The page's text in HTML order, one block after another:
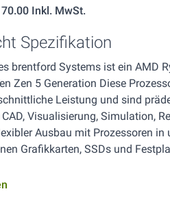
Inkl. MwSt.
Spezifikation
brentford Systems ist ein AMD
Zen 5 Generation Diese
Leistung und sind
Visualisierung, Simulation,
Ausbau mit Prozessoren
Grafikkarten, SSDs und